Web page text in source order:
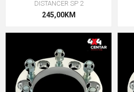
DISTANCER SP 2
245,00KM